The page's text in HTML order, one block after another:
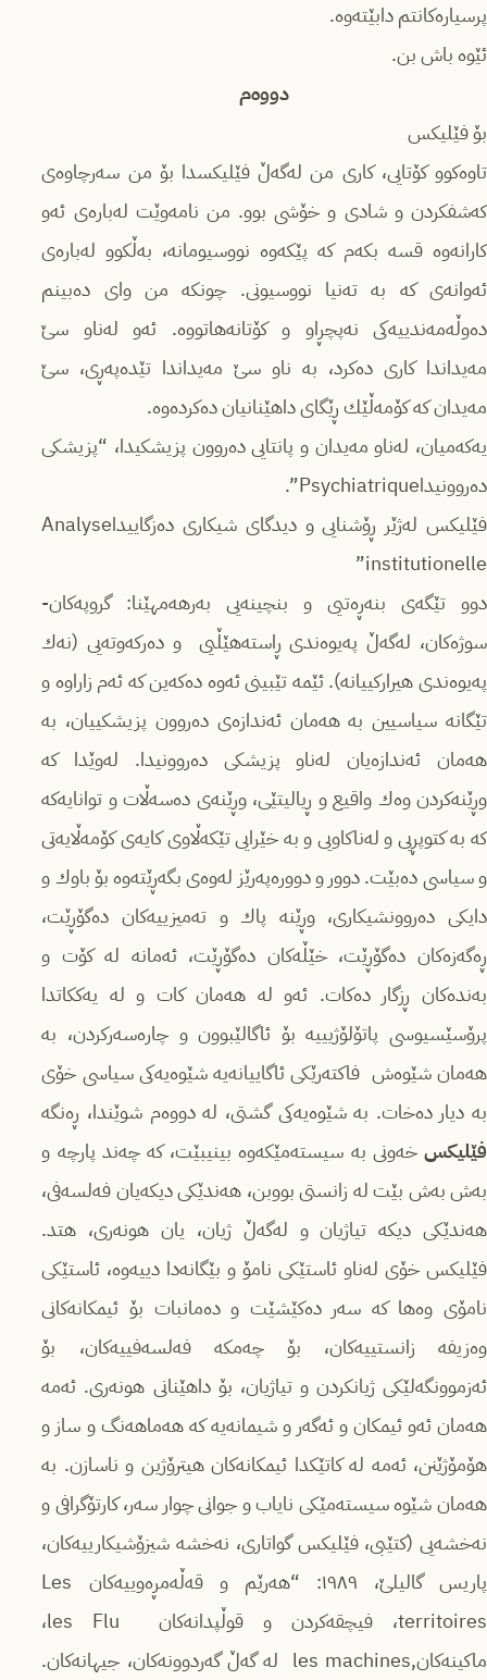
پرسیارەكانتم دابێتەوە.
دووەم
‎تاوەكوو كۆتایی، كاری من لەگەڵ فێلیكسدا بۆ من سەرچاوەی
كەشفكردن و شادی و خۆشی بوو. من نامەوێت لەبارەی ئەو
كارانەوە قسە بكەم كە پێكەوە نووسیومانە، بەڵكوو لەبارەی
ئەوانەی كە بە تەنیا نووسیونی. چونكە من وای دەبینم
دەوڵەمەندییەكی نەپچڕاو و كۆتانەهاتووە. ئەو لەناو سێ
مەیداندا كاری دەكرد، بە ناو سێ مەیداندا تێدەپەڕی، سێ
مەیدان كە كۆمەڵێك ڕێگای داهێنانیان دەكردەوە.
‎یەكەمیان، لەناو مەیدان و پانتایی دەروون پزیشكیدا، “پزیشكی
دەروونیداPsychiatrique”.
فێلیكس لەژێر ڕۆشنایی و دیدگای شیكاری دەزگاییداAnalyse
institutionelle”
‎دوو تێگەی بنەڕەتیی و بنچینەیی بەرهەمهێنا: گروپەكان-
سوژەكان، لەگەڵ پەیوەندی ڕاستەهێڵیی و دەركەوتەیی (نەك
پەیوەندی هیراركییانە). ئێمە تێبینی ئەوە دەكەین كە ئەم زاراوە و
تێگانە سیاسیین بە هەمان ئەندازەی دەروون پزیشكییان، بە
هەمان ئەندازەیان لەناو پزیشكی دەروونیدا. لەوێدا كە
وڕێنەكردن وەك واقیع و ڕیالیتێی، وڕێنەی دەسەڵات و توانایەكە
كە بە كتوپڕیی و لەناكاویی و بە خێرایی تێكەڵاوی كایەی كۆمەڵایەتی
و سیاسی دەبێت. دوور و دوورەپەرێز لەوەی بگەڕێتەوە بۆ باوك و
دایكی دەروونشیكاری، وڕێنە پاك و تەمیزییەكان دەگۆڕێت،
ڕەگەزەكان دەگۆڕێت، خێڵەكان دەگۆڕێت، ئەمانە لە كۆت و
بەندەكان ڕزگار دەكات. ئەو لە هەمان كات و لە یەككاتدا
پرۆسێسیوسی پاتۆلۆژیییە بۆ ئاگالێبوون و چارەسەركردن، بە
هەمان شێوەش فاكتەرێكی ئاگاییانەیە شێوەیەكی سیاسی خۆی
بە دیار دەخات. بە شێوەیەكی گشتی، لە دووەم شوێندا، ڕەنگە
فێلیكس خەونی بە سیستەمێكەوە بینیبێت، كە چەند پارچە و
بەش بەش بێت لە زانستی بووبن، هەندێكی دیكەیان فەلسەفی،
هەندێكی دیكە تیاژیان و لەگەڵ ژیان، یان هونەری، هتد.
فێلیكس خۆی لەناو ئاستێكی نامۆ و بێگانەدا دییەوە، ئاستێكی
نامۆی وەها كە سەر دەكێشێت و دەمانبات بۆ ئیمكانەكانی
وەزیفە زانستییەكان، بۆ چەمكە فەلسەفییەكان، بۆ
ئەزموونگەلێكی ژیانكردن و تیاژیان، بۆ داهێنانی هونەری. ئەمە
هەمان ئەو ئیمكان و ئەگەر و شیمانەیە كە هەماهەنگ و ساز و
هۆمۆژێنن، ئەمە لە كاتێكدا ئیمكانەكان هیترۆژین و ناسازن. بە
هەمان شێوە سیستەمێكی نایاب و جوانی چوار سەر، كارتۆگرافی و
نەخشەیی (كتێبی، فێلیكس گواتاری، نەخشە شیزۆشیكارییەكان،
پاریس گالیلێ، ١٩٨٩: “هەرێم و قەڵەمڕەوییەكان Les
territoires، فیچقەكردن و قوڵپدانەكان les Flu،
ماكینەكان,les machines لە گەڵ گەردوونەكان، جیهانەكان.